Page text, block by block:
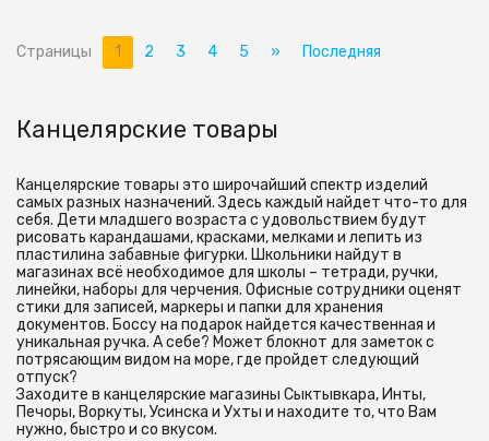
Страницы 1 2 3 4 5 » Последняя
Канцелярские товары
Канцелярские товары это широчайший спектр изделий
самых разных назначений. Здесь каждый найдет что-то для
себя. Дети младшего возраста с удовольствием будут
рисовать карандашами, красками, мелками и лепить из
пластилина забавные фигурки. Школьники найдут в
магазинах всё необходимое для школы – тетради, ручки,
линейки, наборы для черчения. Офисные сотрудники оценят
стики для записей, маркеры и папки для хранения
документов. Боссу на подарок найдется качественная и
уникальная ручка. А себе? Может блокнот для заметок с
потрясающим видом на море, где пройдет следующий
отпуск?
Заходите в канцелярские магазины Сыктывкара, Инты,
Печоры, Воркуты, Усинска и Ухты и находите то, что Вам
нужно, быстро и со вкусом.